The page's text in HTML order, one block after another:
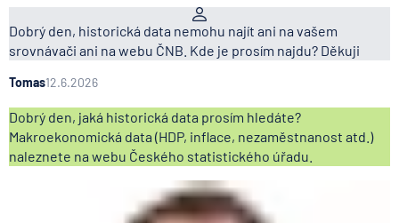
Dobrý den, historická data nemohu najít ani na vašem
srovnávači ani na webu ČNB. Kde je prosím najdu? Děkuji
Tomas12.6.2026
Dobrý den, jaká historická data prosím hledáte?
Makroekonomická data (HDP, inflace, nezaměstnanost atd.)
naleznete na webu Českého statistického úřadu.